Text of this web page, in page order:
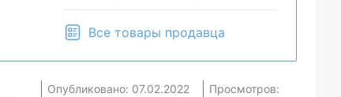
Все товары продавца
Опубликовано: 07.02.2022
Просмотров: